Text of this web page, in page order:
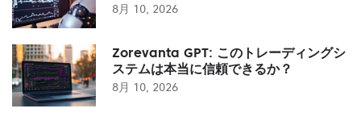
8月 10, 2026
Zorevanta GPT: このトレーディングシ
ステムは本当に信頼できるか？
8月 10, 2026